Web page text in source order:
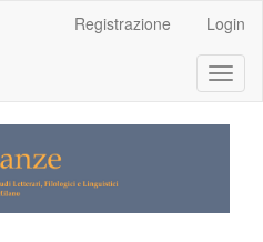
Registrazione Login